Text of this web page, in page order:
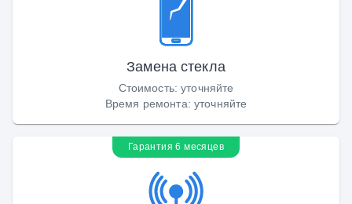
Замена стекла
Стоимость:уточняйте
Время ремонта: уточняйте
Гарантия 6 месяцев